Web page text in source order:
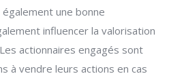
une bonne
influencer la valorisation
actionnaires engagés sont
à vendre leurs actions en cas